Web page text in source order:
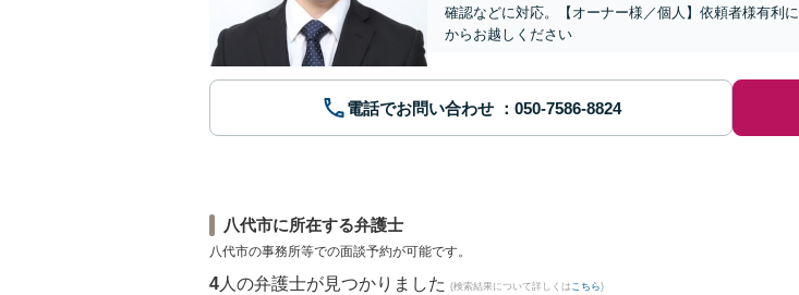
確認などに対応。【オーナー様／個人】依頼者様有利
からお越しください
電話でお問い合わせ
八代市に所在する弁護士
八代市の事務所等での面談予約が可能です。
4 人の弁護士が見つかりました (検索結果について詳しくは こちら)